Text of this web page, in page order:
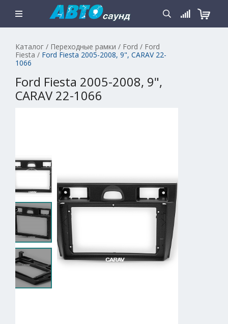
Каталог / Переходные рамки / Ford / Ford
Fiesta / Ford Fiesta 2005-2008, 9", CARAV 22-
1066
Ford Fiesta 2005-2008, 9",
CARAV 22-1066